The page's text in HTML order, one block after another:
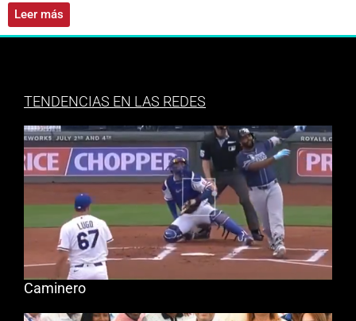
Leer más
TENDENCIAS EN LAS REDES
Caminero